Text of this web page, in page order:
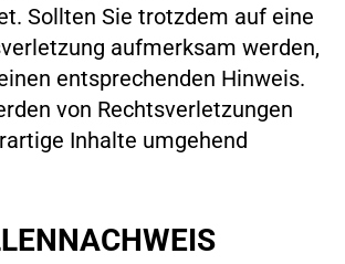
Sollten Sie trotzdem auf eine
aufmerksam werden,
entsprechenden Hinweis.
von Rechtsverletzungen
Inhalte umgehend